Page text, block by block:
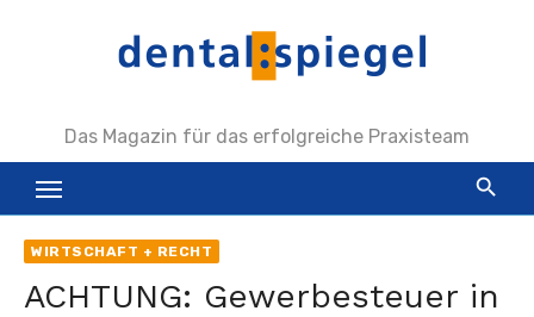
Das Magazin für das erfolgreiche Praxisteam
WIRTSCHAFT + RECHT
ACHTUNG: Gewerbesteuer in